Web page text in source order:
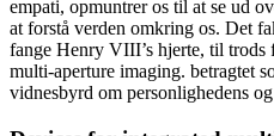
empati, opmuntrer os til at se ud
at forstå verden omkring os. Det
fange Henry VIII’s hjerte, til
multi-aperture imaging. betragtet
vidnesbyrd om personlighedens